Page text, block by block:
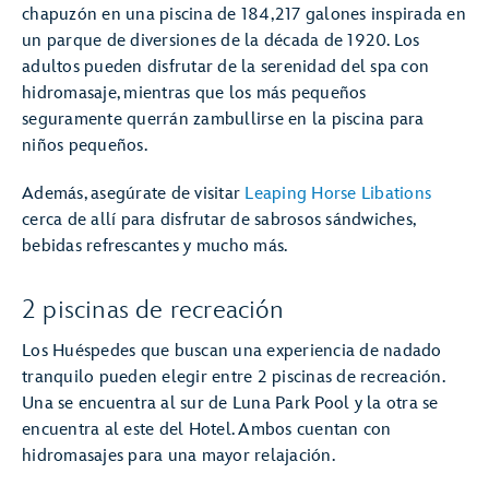
chapuzón en una piscina de 184,217 galones inspirada en
un parque de diversiones de la década de 1920. Los
adultos pueden disfrutar de la serenidad del spa con
hidromasaje, mientras que los más pequeños
seguramente querrán zambullirse en la piscina para
niños pequeños.
Además, asegúrate de visitar Leaping Horse Libations
cerca de allí para disfrutar de sabrosos sándwiches,
bebidas refrescantes y mucho más.
2 piscinas de recreación
Los Huéspedes que buscan una experiencia de nadado
tranquilo pueden elegir entre 2 piscinas de recreación.
Una se encuentra al sur de Luna Park Pool y la otra se
encuentra al este del Hotel. Ambos cuentan con
hidromasajes para una mayor relajación.